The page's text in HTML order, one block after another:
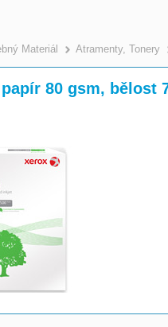
Materiál >
Atramenty, Tonery
80 gsm, bělost